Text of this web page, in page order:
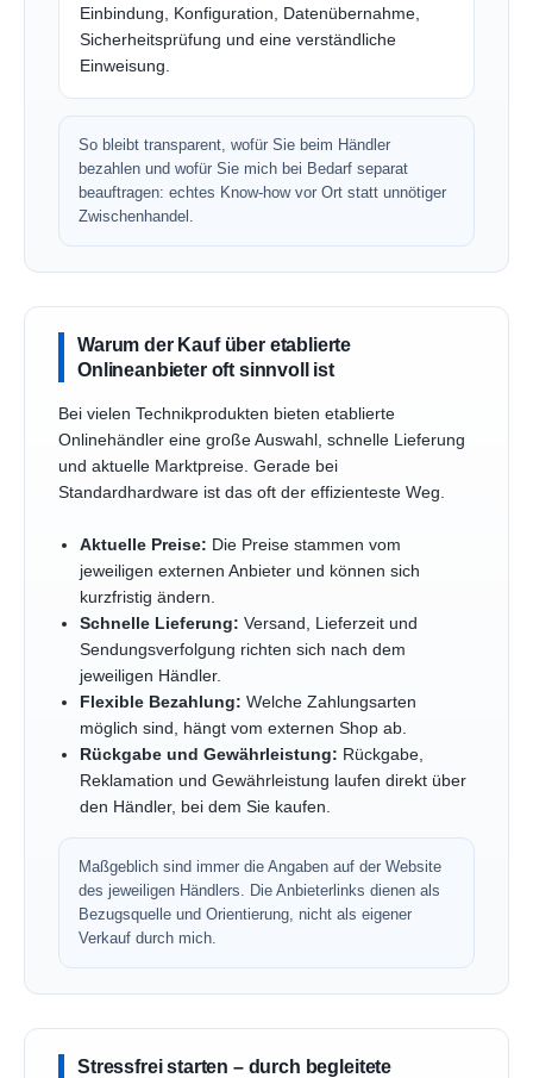
Einbindung, Konfiguration, Datenübernahme,
Sicherheitsprüfung und eine verständliche
Einweisung.
So bleibt transparent, wofür Sie beim Händler
bezahlen und wofür Sie mich bei Bedarf separat
beauftragen: echtes Know-how vor Ort statt unnötiger
Zwischenhandel.
Warum der Kauf über etablierte
Onlineanbieter oft sinnvoll ist
Bei vielen Technikprodukten bieten etablierte
Onlinehändler eine große Auswahl, schnelle Lieferung
und aktuelle Marktpreise. Gerade bei
Standardhardware ist das oft der effizienteste Weg.
Aktuelle Preise: Die Preise stammen vom
jeweiligen externen Anbieter und können sich
kurzfristig ändern.
Schnelle Lieferung: Versand, Lieferzeit und
Sendungsverfolgung richten sich nach dem
jeweiligen Händler.
Flexible Bezahlung: Welche Zahlungsarten
möglich sind, hängt vom externen Shop ab.
Rückgabe und Gewährleistung: Rückgabe,
Reklamation und Gewährleistung laufen direkt über
den Händler, bei dem Sie kaufen.
Maßgeblich sind immer die Angaben auf der Website
des jeweiligen Händlers. Die Anbieterlinks dienen als
Bezugsquelle und Orientierung, nicht als eigener
Verkauf durch mich.
Stressfrei starten – durch begleitete